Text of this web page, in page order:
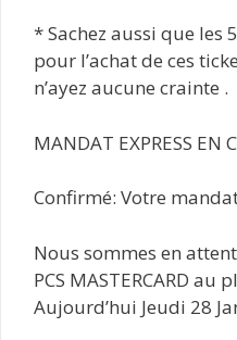
* Sachez aussi que les
pour l’achat de ces
n’ayez aucune crainte .
MANDAT EXPRESS EN
Confirmé: Votre
Nous sommes en
PCS MASTERCARD au
Aujourd’hui Jeudi 28